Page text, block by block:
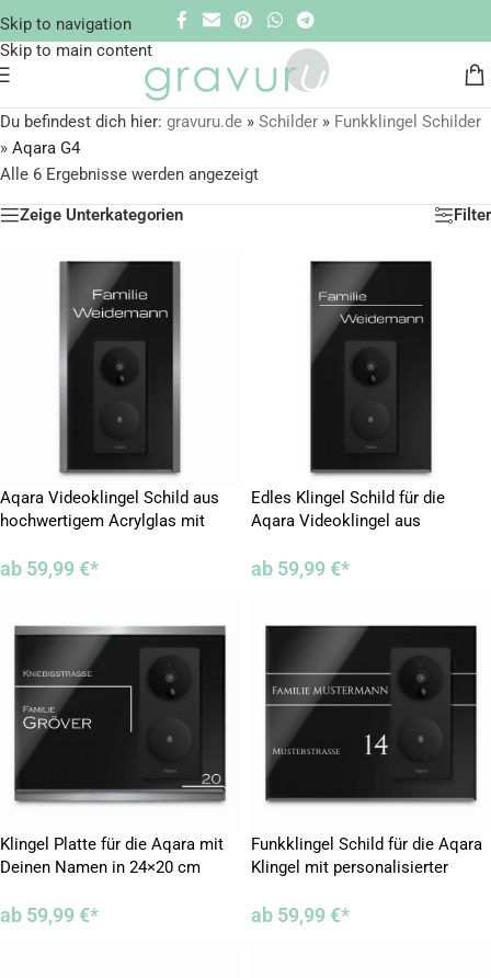
Skip to navigation
Skip to main content
Du befindest dich hier: gravuru.de » Schilder » Funkklingel Schilder
» Aqara G4
Alle 6 Ergebnisse werden angezeigt
Zeige Unterkategorien Filter
Aqara Videoklingel Schild aus
hochwertigem Acrylglas mit
ab 59,99 €*
Edles Klingel Schild für die
Aqara Videoklingel aus
cm
ab 59,99 €*
Klingel Platte für die Aqara mit
Deinen Namen in 24×20 cm
ab 59,99 €*
Funkklingel Schild für die Aqara
Klingel mit personalisierter
ab 59,99 €*